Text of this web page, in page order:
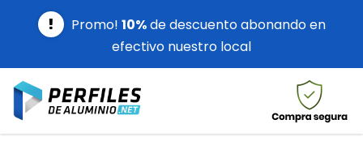
Promo! 10%de descuento abonando en
efectivo nuestro local